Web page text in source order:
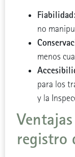
no
menos
para los
y la
registro